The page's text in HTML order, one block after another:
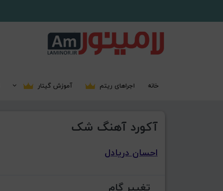
خانه اجراهای ریتم آموزش گیتار
آکورد آهنگ شک
احسان دریادل
تغییر گام